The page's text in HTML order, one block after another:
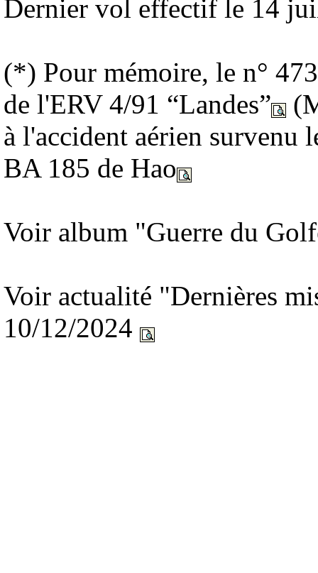
Dernier vol effectif le 14
(*) Pour mémoire, le n°
de l'ERV 4/91 “Landes”
à l'accident aérien survenu
BA 185 de Hao
Voir album "Guerre du
Voir actualité "Dernières
10/12/2024